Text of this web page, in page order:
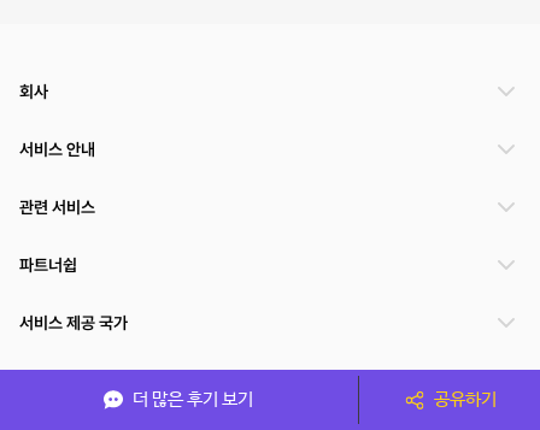
더 많은 후기 보기 공유하기
회사
서비스 안내
관련 서비스
파트너쉽
서비스 제공 국가
(주)NSPACE 사업자정보